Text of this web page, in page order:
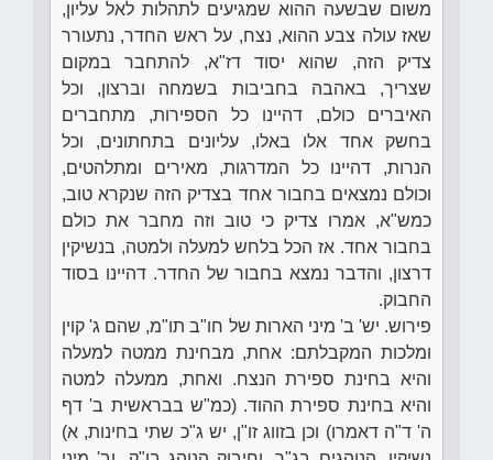
משום שבשעה ההוא שמגיעים לתהלות לאל עליון,
שאז עולה צבע ההוא, נצח, על ראש החדר, נתעורר
צדיק הזה, שהוא יסוד דז"א, להתחבר במקום
שצריך, באהבה בחביבות בשמחה וברצון, וכל
האיברים כולם, דהיינו כל הספירות, מתחברים
בחשק אחד אלו באלו, עליונים בתחתונים, וכל
הנרות, דהיינו כל המדרגות, מאירים ומתלהטים,
וכולם נמצאים בחבור אחד בצדיק הזה שנקרא טוב,
כמש"א, אמרו צדיק כי טוב וזה מחבר את כולם
בחבור אחד. אז הכל בלחש למעלה ולמטה, בנשיקין
דרצון, והדבר נמצא בחבור של החדר. דהיינו בסוד
החבוק.
פירוש. יש' ב' מיני הארות של חו"ב תו"מ, שהם ג' קוין
ומלכות המקבלתם: אחת, מבחינת ממטה למעלה
והיא בחינת ספירת הנצח. ואחת, ממעלה למטה
והיא בחינת ספירת ההוד. (כמ"ש בבראשית ב' דף
ה' ד"ה דאמרו) וכן בזווג זו"ן, יש ג"כ שתי בחינות, א)